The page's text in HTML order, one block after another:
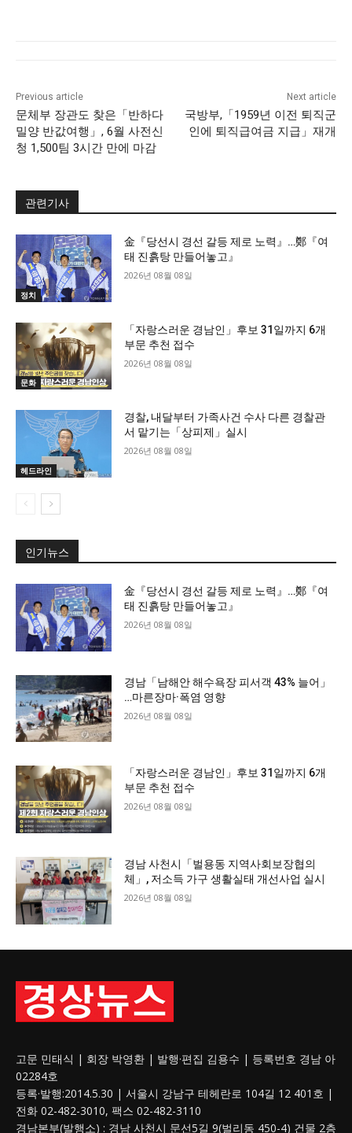
Previous article
문체부 장관도 찾은「반하다
밀양 반값여행」, 6월 사전신
청 1,500팀 3시간 만에 마감
Next article
국방부,「1959년 이전 퇴직군
인에 퇴직급여금 지급」재개
관련기사
정치
金『당선시 경선 갈등 제로 노력』…鄭『여
태 진흙탕 만들어놓고』
2026년 08월 08일
문화
「자랑스러운 경남인」후보 31일까지 6개
부문 추천 접수
2026년 08월 08일
헤드라인
경찰, 내달부터 가족사건 수사 다른 경찰관
서 맡기는「상피제」실시
2026년 08월 08일
인기뉴스
金『당선시 경선 갈등 제로 노력』…鄭『여
태 진흙탕 만들어놓고』
2026년 08월 08일
경남「남해안 해수욕장 피서객 43% 늘어」
…마른장마·폭염 영향
2026년 08월 08일
「자랑스러운 경남인」후보 31일까지 6개
부문 추천 접수
2026년 08월 08일
경남 사천시「벌용동 지역사회보장협의
체」, 저소득 가구 생활실태 개선사업 실시
2026년 08월 08일
고문 민태식 | 회장 박영환 | 발행·편집 김용수 | 등록번호 경남 아
02284호
등록·발행:2014.5.30 | 서울시 강남구 테헤란로 104길 12 401호 |
전화 02-482-3010, 팩스 02-482-3110
경남본부(발행소) : 경남 사천시 문선5길 9(벌리동 450-4) 건물 2층